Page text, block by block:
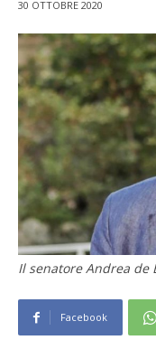
30 OTTOBRE 2020
Il senatore Andrea de
Facebook